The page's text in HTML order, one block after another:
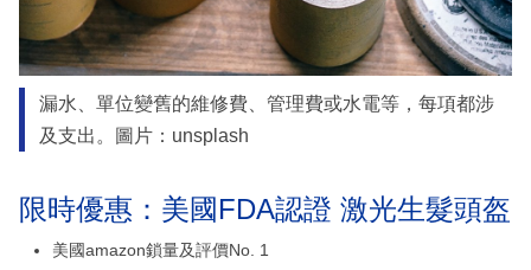
漏水、單位變舊的維修費、管理費或水電等，每項都涉
及支出。圖片：unsplash
限時優惠：美國FDA認證 激光生髮頭盔
美國amazon鎖量及評價No. 1